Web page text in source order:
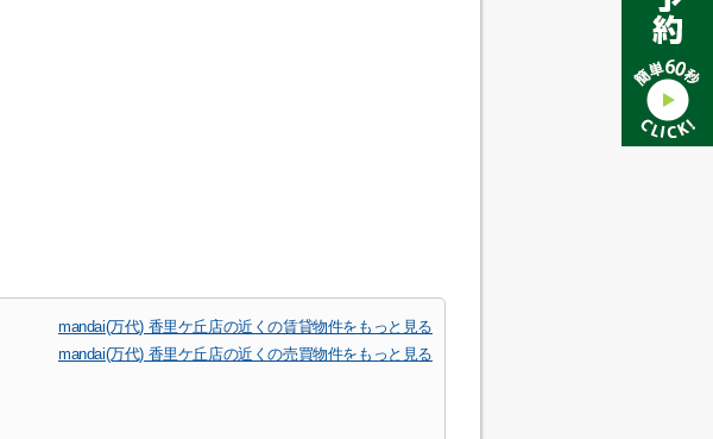
mandai(万代) 香里ケ丘店の近くの賃貸物件をもっと見る
mandai(万代) 香里ケ丘店の近くの売買物件をもっと見る